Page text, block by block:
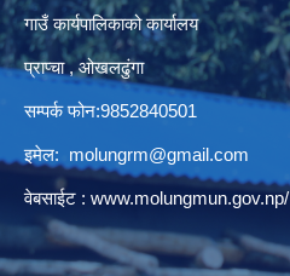
गाउँ कार्यपालिकाको कार्यालय
प्राप्चा , ओखलढुंगा
सम्पर्क फोन:9852840501
इमेल: molungrm@gmail.com
वेबसाईट : www.molungmun.gov.np/